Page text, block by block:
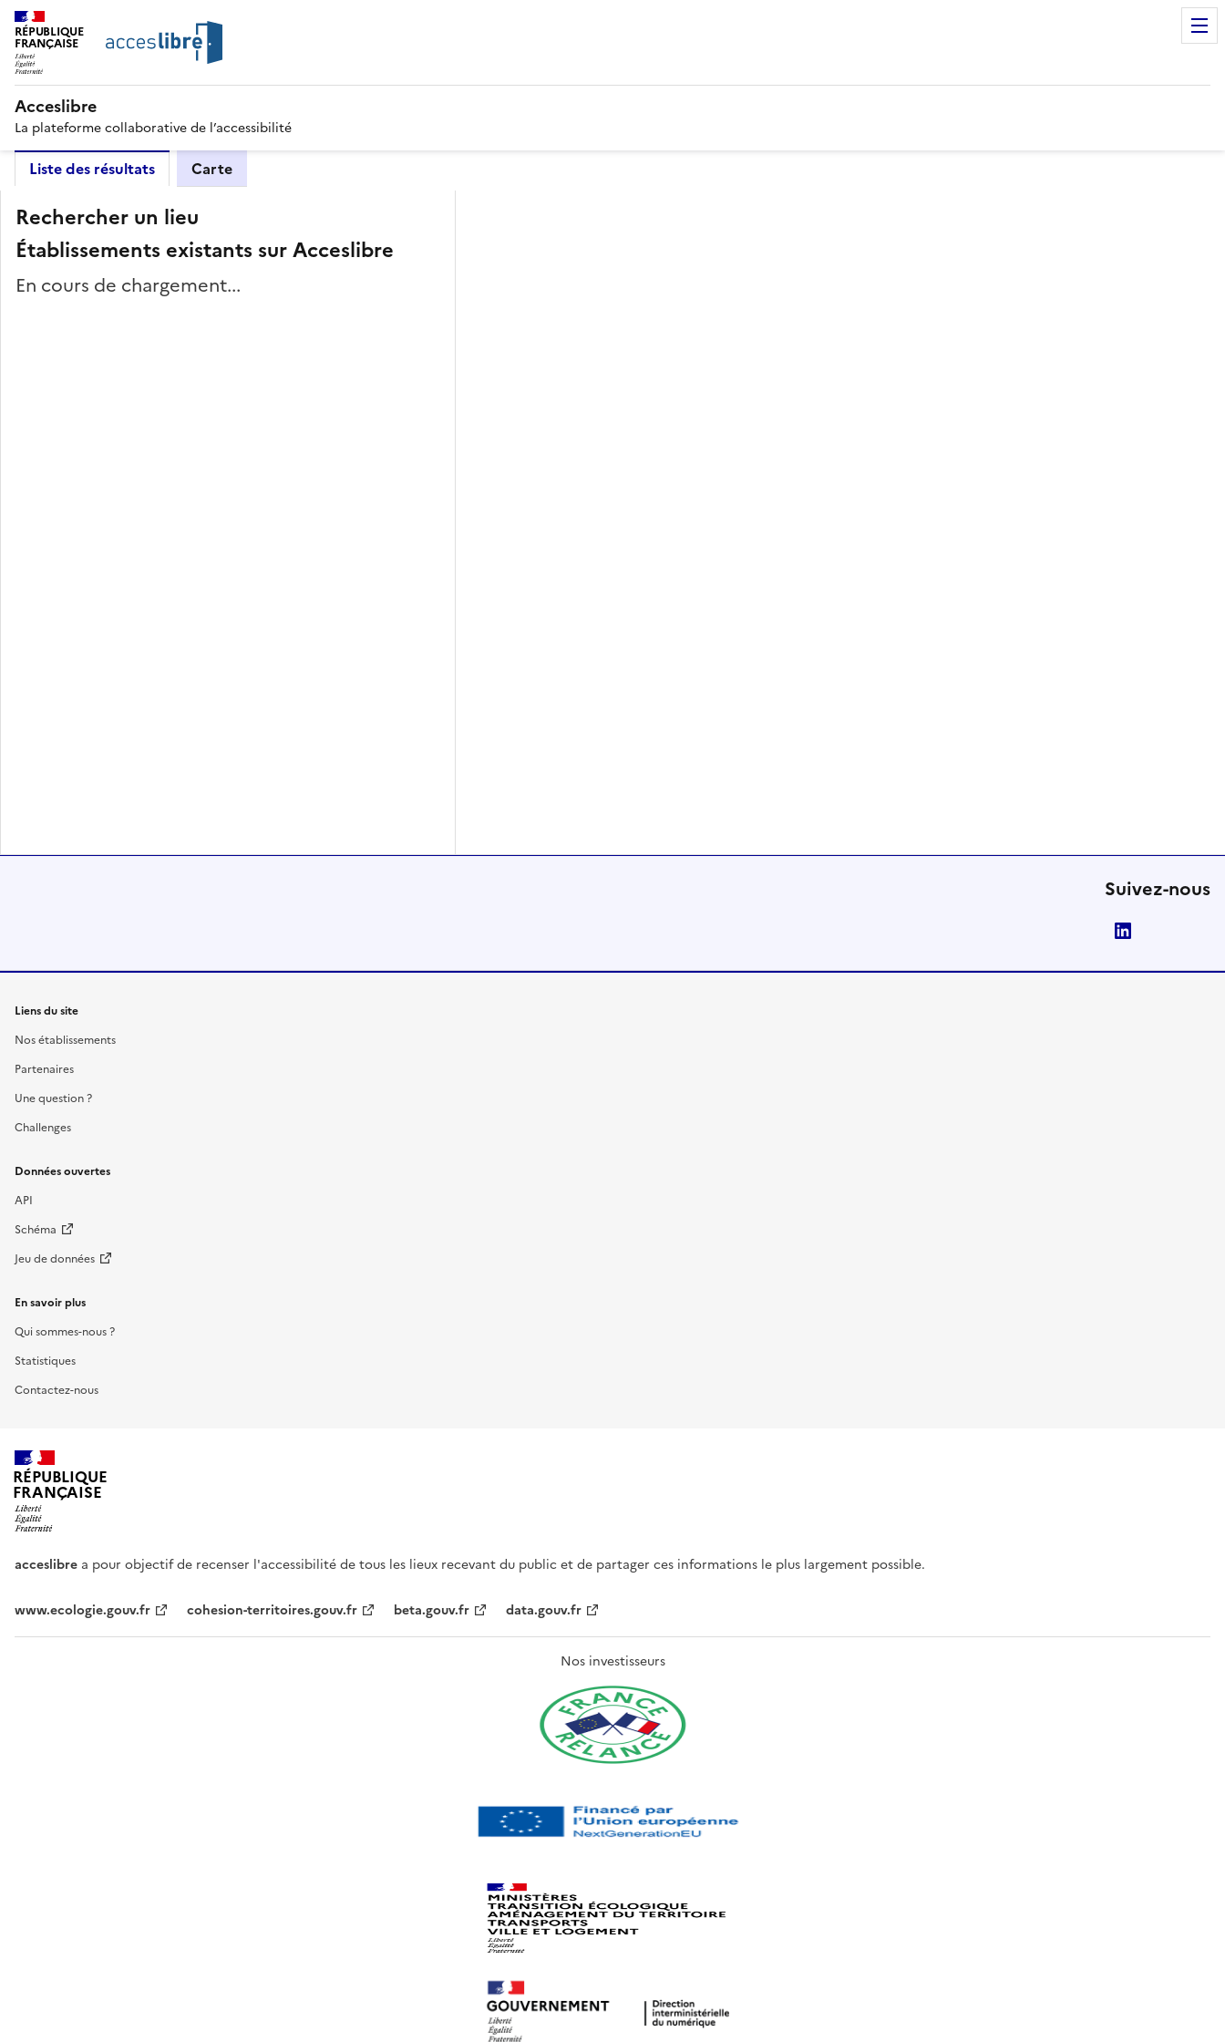
RÉPUBLIQUE
FRANÇAISE
Acceslibre
La plateforme collaborative de l’accessibilité
Liste des résultats Carte
Rechercher un lieu
Établissements existants sur Acceslibre
En cours de chargement...
Suivez-nous
Liens du site
Nos établissements
Partenaires
Une question ?
Challenges
Données ouvertes
API
Schéma
Jeu de données
En savoir plus
Qui sommes-nous ?
Statistiques
Contactez-nous
RÉPUBLIQUE
FRANÇAISE
acceslibre a pour objectif de recenser l'accessibilité de tous les lieux recevant du public et de partager ces informations le plus largement possible.
www.ecologie.gouv.fr cohesion-territoires.gouv.fr beta.gouv.fr data.gouv.fr
Nos investisseurs